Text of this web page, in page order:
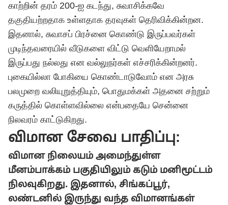
காற்றின் தரம் 200-ஐ கடந்து, சுவாசிக்கவே
தகுதியற்றதாக உள்ளதாக தரவுகள் தெரிவிக்கின்றன.
இதனால், சுவாசப் பிரச்னை கொண்டு இருப்பவர்கள்
முடிந்தவரையில் வீடுகளை விட்டு வெளியேறாமல்
இருப்பது நல்லது என வல்லுநர்கள் எச்சரிக்கின்றனர்.
புகையில்லா போகியை கொண்டாடுவோம் என அரசு
பலமுறை வலியுறுத்தியும், பொதுமக்கள் அதனை சற்றும்
கருத்தில் கொள்ளவில்லை என்பதையே சென்னை
நிலவரம் காட்டுகிறது.
விமான சேவை பாதிப்பு:
விமான நிலையம் அமைந்துள்ள
மீனம்பாக்கம் பகுதியிலும் கடும் மனிமூட்டம்
நிலவுகிறது. இதனால், சிங்கப்பூர்,
லண்டனில் இருந்து வந்த விமானங்கள்